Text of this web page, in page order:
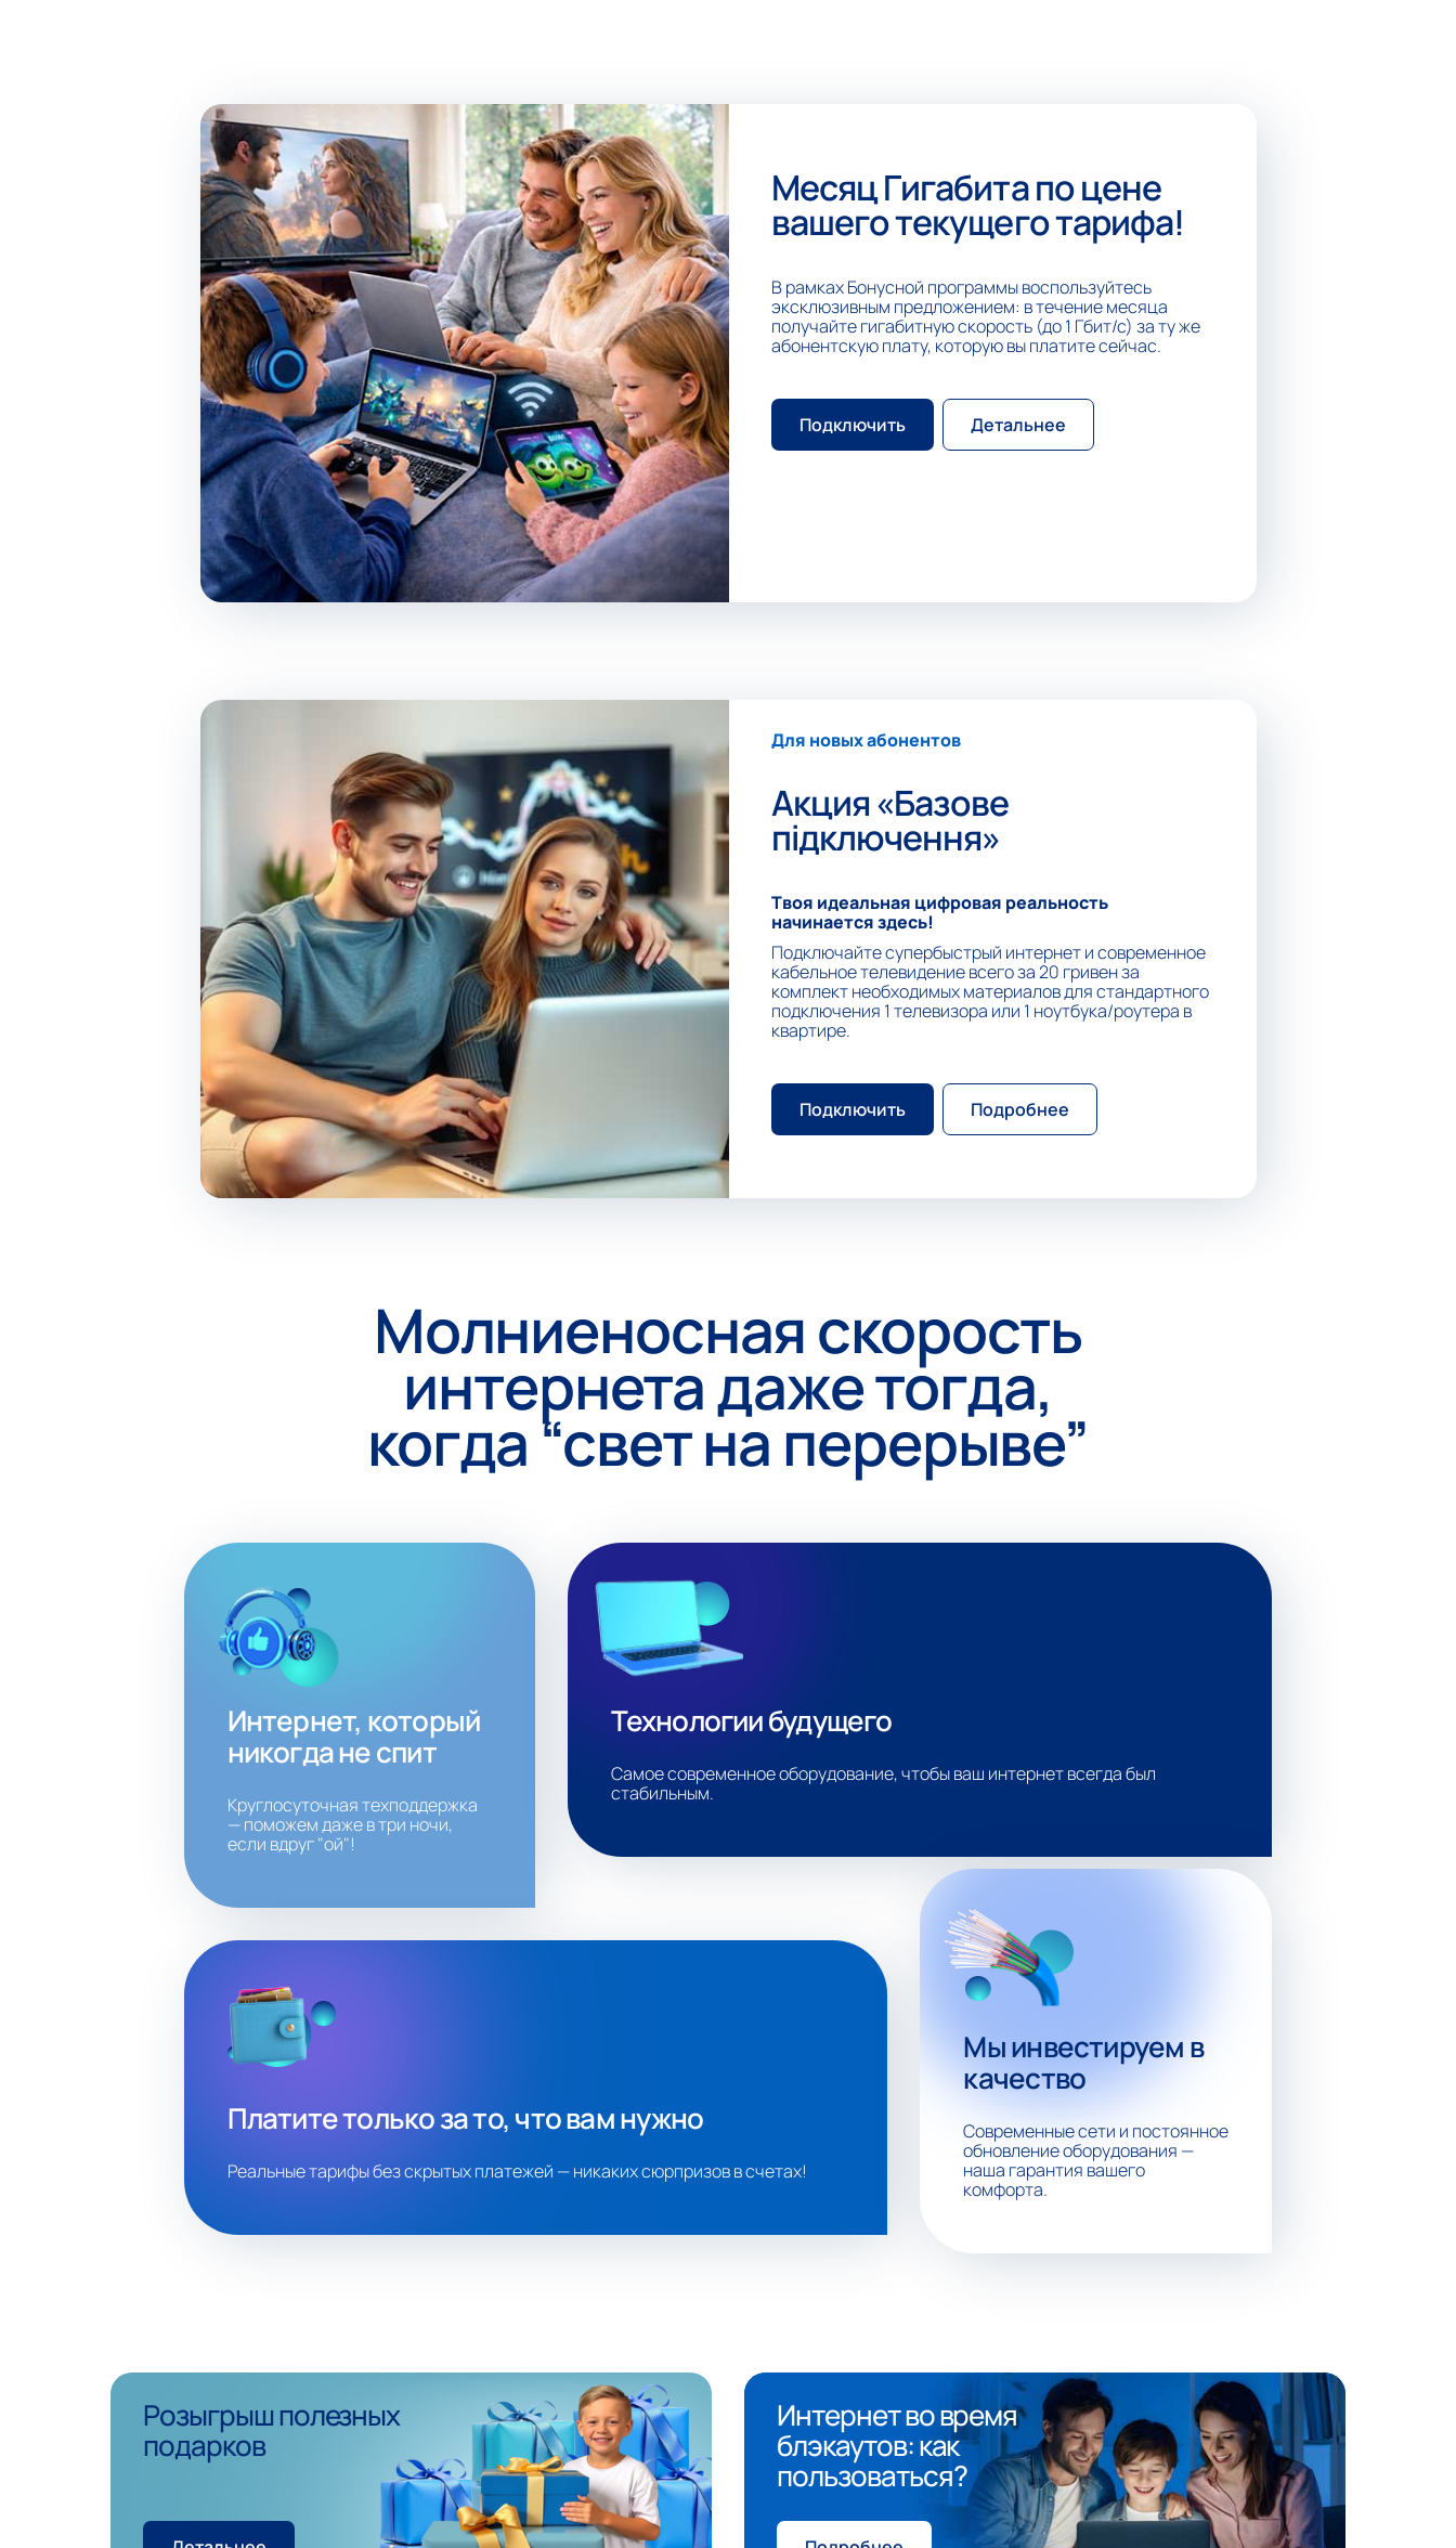
Месяц Гигабита по цене
вашего текущего тарифа!
В рамках Бонусной программы воспользуйтесь
эксклюзивным предложением: в течение месяца
получайте гигабитную скорость (до 1 Гбит/с) за ту же
абонентскую плату, которую вы платите сейчас.
Подключить Детальнее
Для новых абонентов
Акция «Базове
підключення»
Твоя идеальная цифровая реальность
начинается здесь!
Подключайте супербыстрый интернет и современное
кабельное телевидение всего за 20 гривен за
комплект необходимых материалов для стандартного
подключения 1 телевизора или 1 ноутбука/роутера в
квартире.
Подключить Подробнее
Молниеносная скорость
интернета даже тогда,
когда “свет на перерыве”
Интернет, который
никогда не спит
Круглосуточная техподдержка
— поможем даже в три ночи,
если вдруг "ой"!
Технологии будущего
Самое современное оборудование, чтобы ваш интернет всегда был
стабильным.
Платите только за то, что вам нужно
Реальные тарифы без скрытых платежей — никаких сюрпризов в счетах!
Мы инвестируем в
качество
Современные сети и постоянное
обновление оборудования —
наша гарантия вашего
комфорта.
Розыгрыш полезных
подарков
Интернет во время
блэкаутов: как
пользоваться?